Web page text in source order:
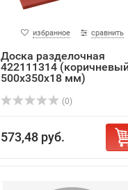
избранное сравнить
Доска разделочная
422111314
500х350х18 мм)
(0)
573,48 руб.